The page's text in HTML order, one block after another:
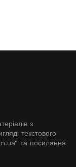
з
текстового
та посилання